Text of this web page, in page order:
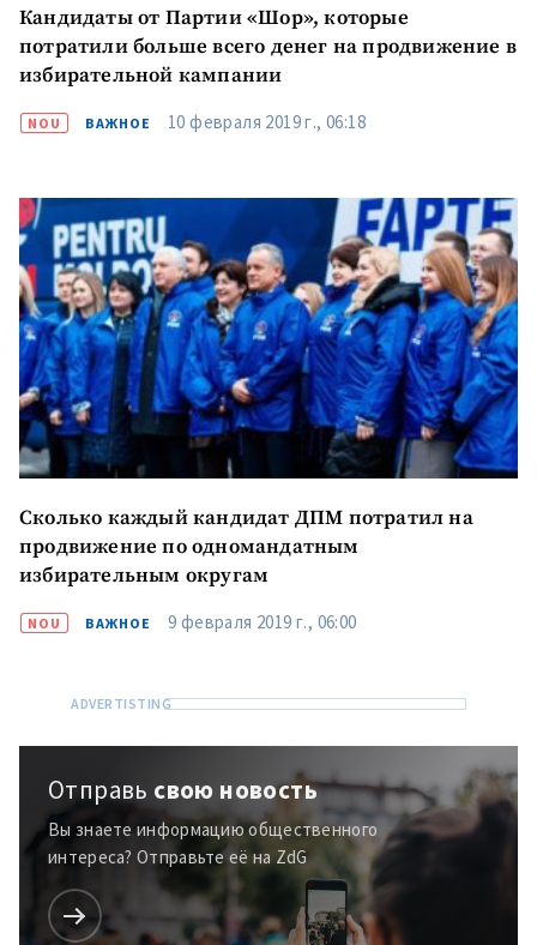
Кандидаты от Партии «Шор», которые
потратили больше всего денег на продвижение в
избирательной кампании
NOU ВАЖНОЕ 10 февраля 2019 г., 06:18
Сколько каждый кандидат ДПМ потратил на
продвижение по одномандатным
избирательным округам
NOU ВАЖНОЕ 9 февраля 2019 г., 06:00
Отправь свою новость
Вы знаете информацию общественного
интереса? Отправьте её на ZdG